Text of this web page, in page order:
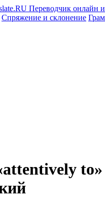
Спряжение и склонение